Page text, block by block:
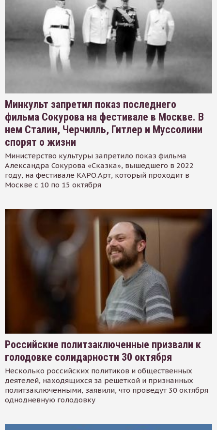
Минкульт запретил показ последнего
фильма Сокурова на фестивале в Москве. В
нем Сталин, Черчилль, Гитлер и Муссолини
спорят о жизни
Министерство культуры запретило показ фильма
Александра Сокурова «Сказка», вышедшего в 2022
году, на фестивале КАРО.Арт, который проходит в
Москве с 10 по 15 октября
Российские политзаключенные призвали к
голодовке солидарности 30 октября
Несколько российских политиков и общественных
деятелей, находящихся за решеткой и признанных
политзаключенными, заявили, что проведут 30 октября
однодневную голодовку